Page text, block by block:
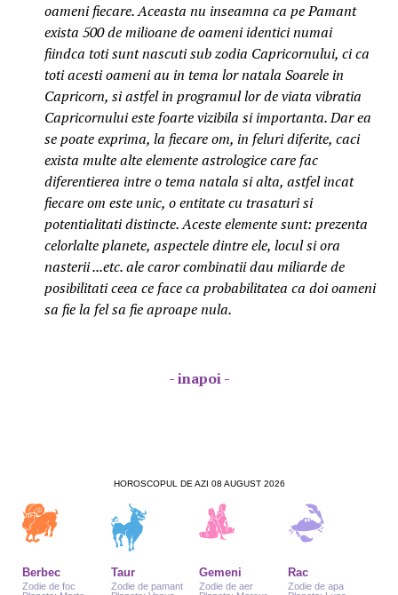
oameni fiecare. Aceasta nu inseamna ca pe Pamant
exista 500 de milioane de oameni identici numai
fiindca toti sunt nascuti sub zodia Capricornului, ci ca
toti acesti oameni au in tema lor natala Soarele in
Capricorn, si astfel in programul lor de viata vibratia
Capricornului este foarte vizibila si importanta. Dar ea
se poate exprima, la fiecare om, in feluri diferite, caci
exista multe alte elemente astrologice care fac
diferentierea intre o tema natala si alta, astfel incat
fiecare om este unic, o entitate cu trasaturi si
potentialitati distincte. Aceste elemente sunt: prezenta
celorlalte planete, aspectele dintre ele, locul si ora
nasterii ...etc. ale caror combinatii dau miliarde de
posibilitati ceea ce face ca probabilitatea ca doi oameni
sa fie la fel sa fie aproape nula.
- inapoi -
HOROSCOPUL DE AZI 08 AUGUST 2026
Berbec
Zodie de foc
Taur
Zodie de pamant
Gemeni
Zodie de aer
Rac
Zodie de apa